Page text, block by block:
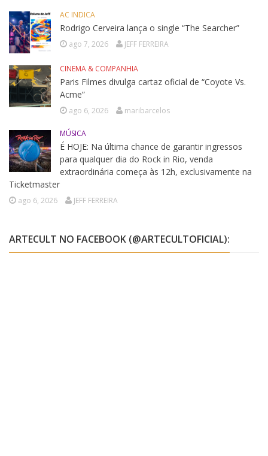
AC INDICA
Rodrigo Cerveira lança o single “The Searcher”
ago 7, 2026 JEFF FERREIRA
CINEMA & COMPANHIA
Paris Filmes divulga cartaz oficial de “Coyote Vs.
Acme”
ago 6, 2026 maribarcelos
MÚSICA
É HOJE: Na última chance de garantir ingressos
para qualquer dia do Rock in Rio, venda
extraordinária começa às 12h, exclusivamente na
Ticketmaster
ago 6, 2026 JEFF FERREIRA
ARTECULT NO FACEBOOK (@ARTECULTOFICIAL):